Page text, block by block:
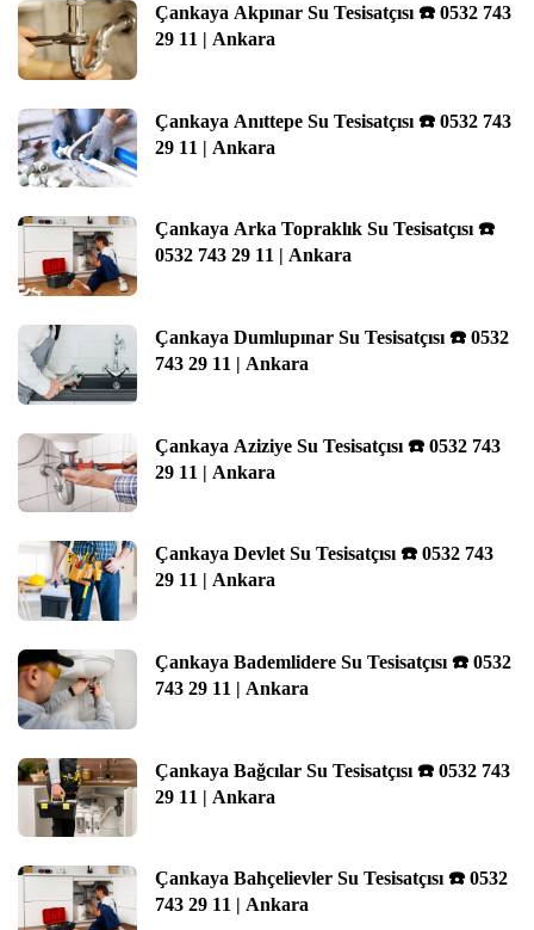
Çankaya Akpınar Su Tesisatçısı ☎️ 0532 743
29 11 | Ankara
Çankaya Anıttepe Su Tesisatçısı ☎️ 0532 743
29 11 | Ankara
Çankaya Arka Topraklık Su Tesisatçısı ☎️
0532 743 29 11 | Ankara
Çankaya Dumlupınar Su Tesisatçısı ☎️ 0532
743 29 11 | Ankara
Çankaya Aziziye Su Tesisatçısı ☎️ 0532 743
29 11 | Ankara
Çankaya Devlet Su Tesisatçısı ☎️ 0532 743
29 11 | Ankara
Çankaya Bademlidere Su Tesisatçısı ☎️ 0532
743 29 11 | Ankara
Çankaya Bağcılar Su Tesisatçısı ☎️ 0532 743
29 11 | Ankara
Çankaya Bahçelievler Su Tesisatçısı ☎️ 0532
743 29 11 | Ankara